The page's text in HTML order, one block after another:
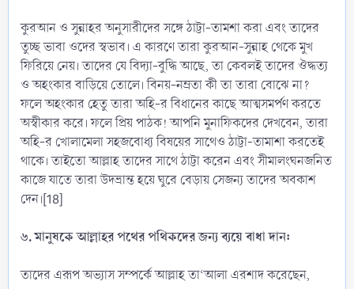
কুরআন ও সুন্নাহর অনুসারীদের সঙ্গে ঠাট্টা-তামশা করা এবং তাদের
তুচ্ছ ভাবা ওদের স্বভাব। এ কারণে তারা কুরআন-সুন্নাহ থেকে মুখ
ফিরিয়ে নেয়। তাদের যে বিদ্যা-বুদ্ধি আছে, তা কেবলই তাদের ঔদ্ধত্য
ও অহংকার বাড়িয়ে তোলে। বিনয়-নম্রতা কী তা তারা বোঝে না?
ফলে অহংকার হেতু তারা অহি-র বিধানের কাছে আত্মসমর্পণ করতে
অস্বীকার করে। ফলে প্রিয় পাঠক! আপনি মুনাফিকদের দেখবেন, তারা
অহি-র খোলামেলা সহজবোধ্য বিষয়ের সাথেও ঠাট্টা-তামাশা করতেই
থাকে। তাইতো আল্লাহ তাদের সাথে ঠাট্টা করেন এবং সীমালংঘনজনিত
কাজে যাতে তারা উদভ্রান্ত হয়ে ঘুরে বেড়ায় সেজন্য তাদের অবকাশ
দেন।[18]
৬. মানুষকে আল্লাহর পথের পথিকদের জন্য ব্যয়ে বাধা দান:
তাদের এরূপ অভ্যাস সম্পর্কে আল্লাহ তা‘আলা এরশাদ করেছেন,